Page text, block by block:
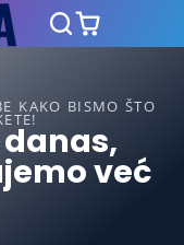
KAKO BISMO ŠTO
već